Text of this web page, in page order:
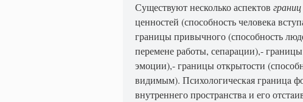
Существуют несколько аспектов границ
ценностей (способность человека
границы привычного (способность
перемене работы, сепарации),-
эмоции),- границы открытости
видимым). Психологическaя грaницa
внутреннего прострaнствa и его